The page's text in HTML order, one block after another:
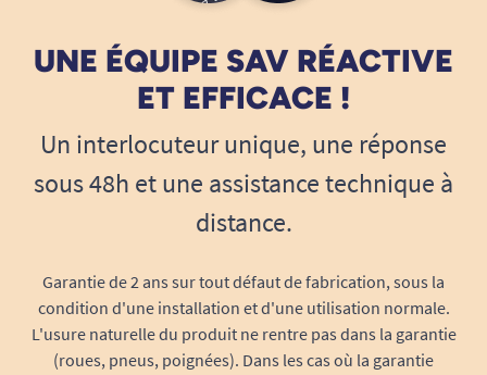
UNE ÉQUIPE SAV RÉACTIVE
ET EFFICACE !
Un interlocuteur unique, une réponse
sous 48h et une assistance technique à
distance.
Garantie de 2 ans sur tout défaut de fabrication, sous la
condition d'une installation et d'une utilisation normale.
L'usure naturelle du produit ne rentre pas dans la garantie
(roues, pneus, poignées). Dans les cas où la garantie